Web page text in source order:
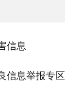
信息
信息举报专区